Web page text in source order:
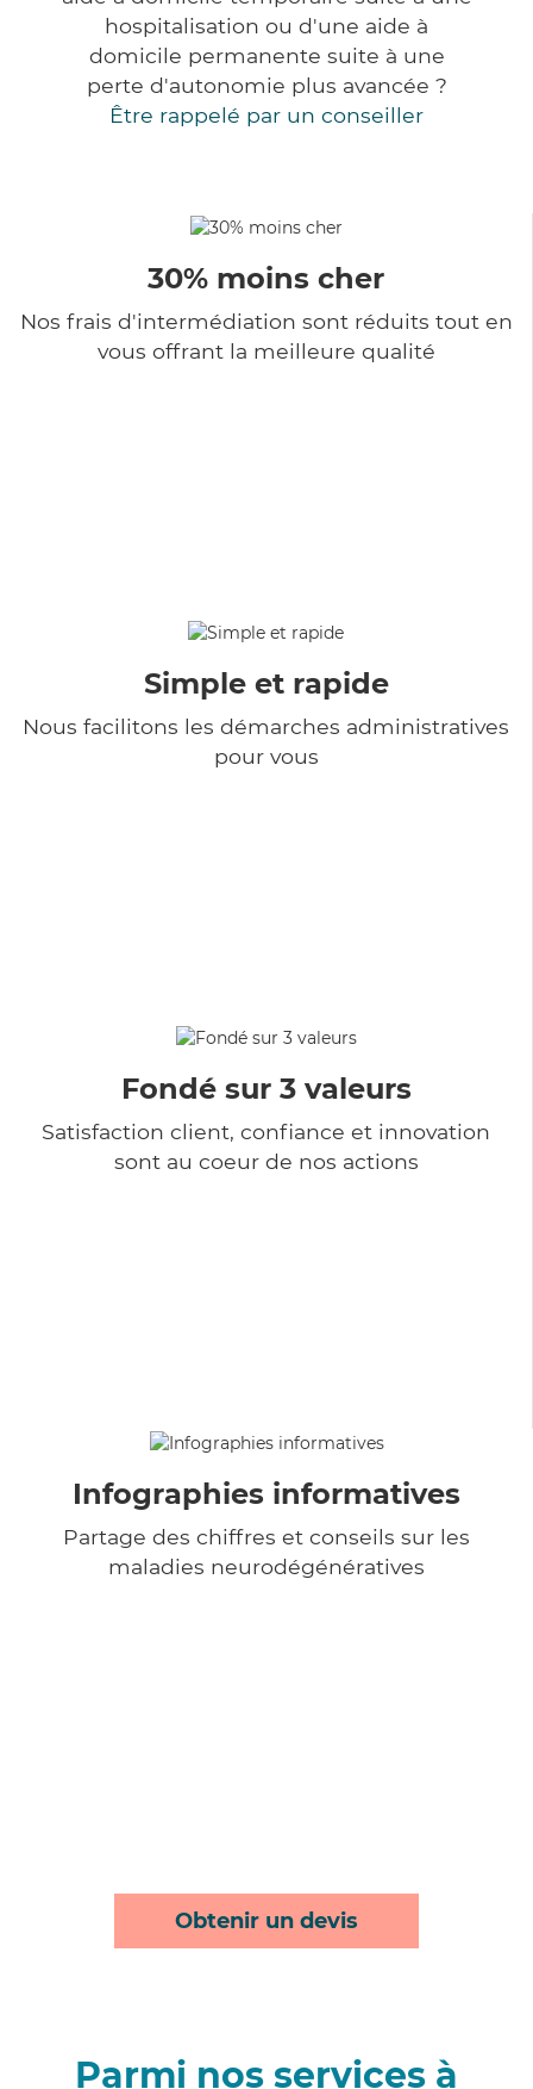
hospitalisation ou d'une aide à
domicile permanente suite à une
perte d'autonomie plus avancée ?
Être rappelé par un conseiller
30% moins cher
Nos frais d'intermédiation sont réduits tout en
vous offrant la meilleure qualité
Simple et rapide
Nous facilitons les démarches administratives
pour vous
Fondé sur 3 valeurs
Satisfaction client, confiance et innovation
sont au coeur de nos actions
Infographies informatives
Partage des chiffres et conseils sur les
maladies neurodégénératives
Obtenir un devis
Parmi nos services à